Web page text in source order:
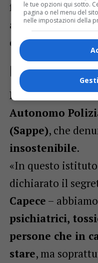
fatto che “le
allevieranno le
degli agenti
Il grido
Ben diverso il
Autonomo
(Sappe), che
insostenibile.
«In questo
dichiarato il
Capece –
psichiatrici,
persone che in
stare, ma
le tue opzioni qui sotto.
pagina o nel menu del
nelle impostazioni della